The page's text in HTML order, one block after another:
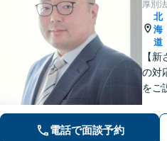
厚別
北
海
道
【
の対
をご
【
し
電話で面談予約